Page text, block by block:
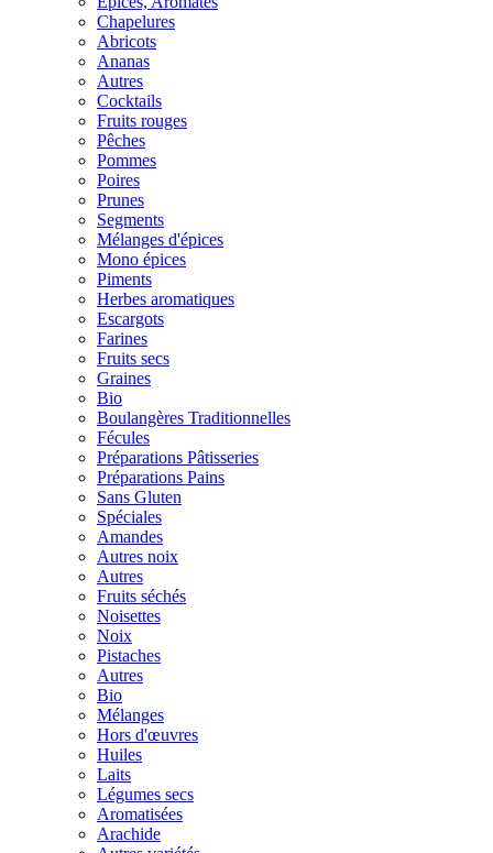
Chapelures
Abricots
Ananas
Autres
Cocktails
Fruits rouges
Pêches
Pommes
Poires
Prunes
Segments
Mélanges d'épices
Mono épices
Piments
Herbes aromatiques
Escargots
Farines
Fruits secs
Graines
Bio
Boulangères Traditionnelles
Fécules
Préparations Pâtisseries
Préparations Pains
Sans Gluten
Spéciales
Amandes
Autres noix
Autres
Fruits séchés
Noisettes
Noix
Pistaches
Autres
Bio
Mélanges
Hors d'œuvres
Huiles
Laits
Légumes secs
Aromatisées
Arachide